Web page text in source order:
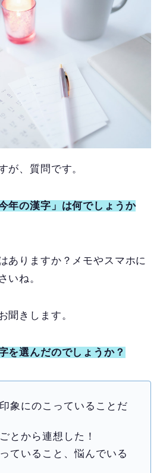
が、質問です。
年の漢字」は何でしょうか
ありますか？メモやスマホに
いね。
聞きします。
を選んだのでしょうか？
象にのこっていることだ
とから連想した！
ていること、悩んでいる